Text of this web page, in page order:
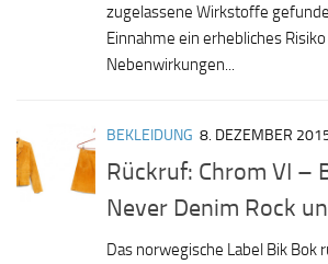
zugelassene Wirkstoffe
Einnahme ein erhebliches
Nebenwirkungen...
BEKLEIDUNG 8. DEZEMBER
Rückruf: Chrom VI –
Never Denim Rock
Das norwegische Label Bik Bok